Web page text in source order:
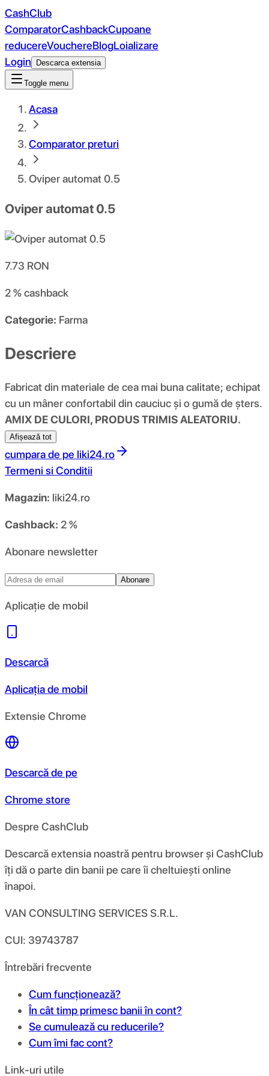
CashClub
ComparatorCashbackCupoane
reducereVouchereBlogLoializare
Login
Descarca extensia
Toggle menu
Acasa
Comparator preturi
Oviper automat 0.5
Oviper automat 0.5
7.73 RON
2 %cashback
Categorie: Farma
Descriere
Fabricat din materiale de cea mai buna calitate; echipat
cu un mâner confortabil din cauciuc și o gumă de șters.
AMIX DE CULORI, PRODUS TRIMIS ALEATORIU.
Afișează tot
cumpara de pe liki24.ro
Termeni si Conditii
Magazin: liki24.ro
Cashback: 2 %
Abonare newsletter
Abonare
Aplicație de mobil
Descarcă
Aplicația de mobil
Extensie Chrome
Descarcă de pe
Chrome store
Despre CashClub
Descarcă extensia noastră pentru browser și CashClub
îți dă o parte din banii pe care îi cheltuiești online
înapoi.
VAN CONSULTING SERVICES S.R.L.
CUI: 39743787
Întrebări frecvente
Cum funcționează?
În cât timp primesc banii în cont?
Se cumulează cu reducerile?
Cum îmi fac cont?
Link-uri utile